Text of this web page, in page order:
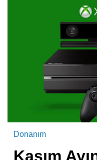
Donanım
Kasım